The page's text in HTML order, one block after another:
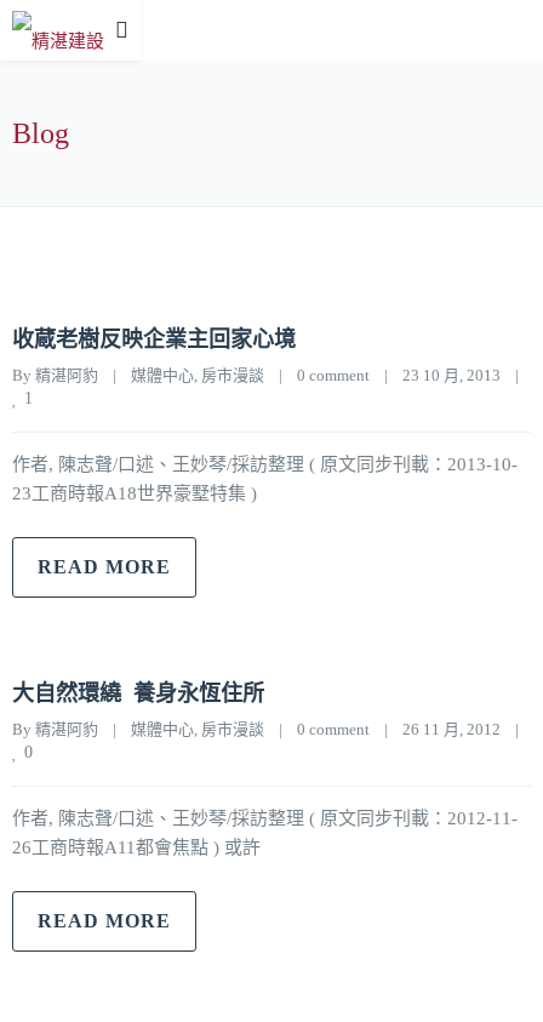
Blog
收蔵老樹反映企業主回家心境
By 精湛阿豹 | 媒體中心, 房市漫談 | 0 comment | 23 10 月, 2013 |
1
作者, 陳志聲/口述、王妙琴/採訪整理 ( 原文同步刊載：2013-10-
23工商時報A18世界豪墅特集 )
READ MORE
大自然環繞 養身永恆住所
By 精湛阿豹 | 媒體中心, 房市漫談 | 0 comment | 26 11 月, 2012 |
0
作者, 陳志聲/口述、王妙琴/採訪整理 ( 原文同步刊載：2012-11-
26工商時報A11都會焦點 ) 或許
READ MORE